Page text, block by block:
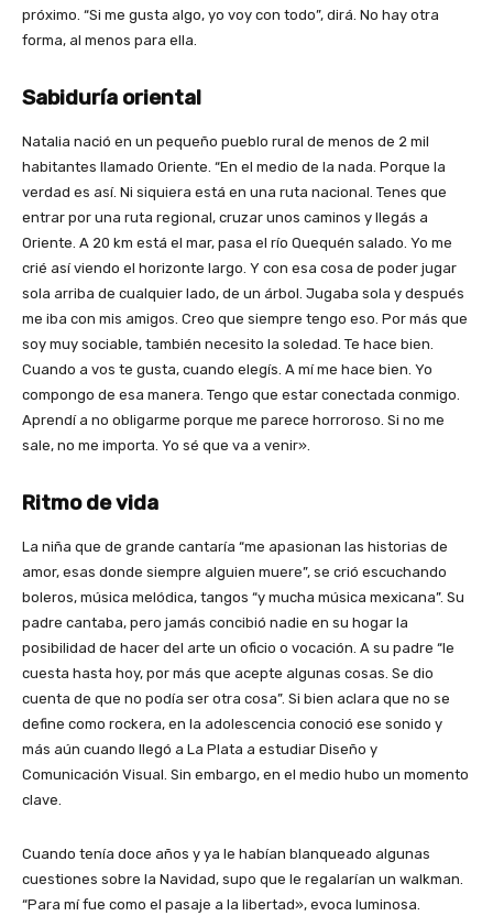
próximo. “Si me gusta algo, yo voy con todo”, dirá. No hay otra
forma, al menos para ella.
Sabiduría oriental
Natalia nació en un pequeño pueblo rural de menos de 2 mil
habitantes llamado Oriente. “En el medio de la nada. Porque la
verdad es así. Ni siquiera está en una ruta nacional. Tenes que
entrar por una ruta regional, cruzar unos caminos y llegás a
Oriente. A 20 km está el mar, pasa el río Quequén salado. Yo me
crié así viendo el horizonte largo. Y con esa cosa de poder jugar
sola arriba de cualquier lado, de un árbol. Jugaba sola y después
me iba con mis amigos. Creo que siempre tengo eso. Por más que
soy muy sociable, también necesito la soledad. Te hace bien.
Cuando a vos te gusta, cuando elegís. A mí me hace bien. Yo
compongo de esa manera. Tengo que estar conectada conmigo.
Aprendí a no obligarme porque me parece horroroso. Si no me
sale, no me importa. Yo sé que va a venir».
Ritmo de vida
La niña que de grande cantaría “me apasionan las historias de
amor, esas donde siempre alguien muere”, se crió escuchando
boleros, música melódica, tangos “y mucha música mexicana”. Su
padre cantaba, pero jamás concibió nadie en su hogar la
posibilidad de hacer del arte un oficio o vocación. A su padre “le
cuesta hasta hoy, por más que acepte algunas cosas. Se dio
cuenta de que no podía ser otra cosa”. Si bien aclara que no se
define como rockera, en la adolescencia conoció ese sonido y
más aún cuando llegó a La Plata a estudiar Diseño y
Comunicación Visual. Sin embargo, en el medio hubo un momento
clave.
Cuando tenía doce años y ya le habían blanqueado algunas
cuestiones sobre la Navidad, supo que le regalarían un walkman.
“Para mí fue como el pasaje a la libertad», evoca luminosa.